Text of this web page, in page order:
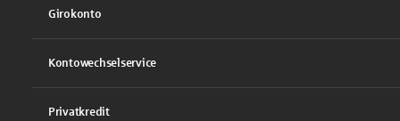
Girokonto
Kontowechselservice
Privatkredit